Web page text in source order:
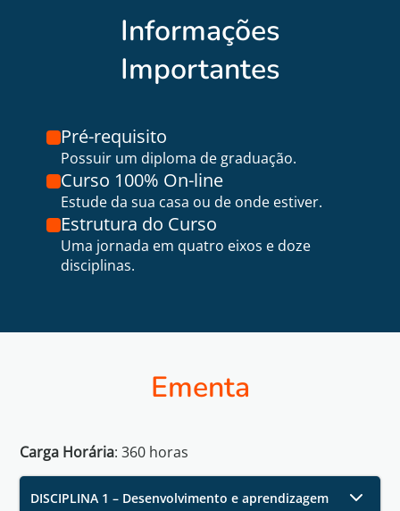
Informações
Importantes
Pré-requisito
Possuir um diploma de graduação.
Curso 100% On-line
Estude da sua casa ou de onde estiver.
Estrutura do Curso
Uma jornada em quatro eixos e doze
disciplinas.
Ementa
Carga Horária:360 horas
DISCIPLINA 1 – Desenvolvimento e aprendizagem